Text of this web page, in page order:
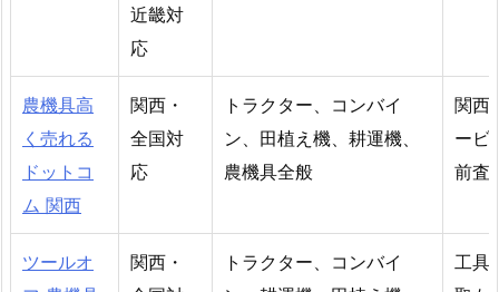
近畿対
応
農機具高
く売れる
ドットコ
ム 関西
関西・
全国対
応
トラクター、コンバイ
ン、田植え機、耕運機、
農機具全般
関西
ービ
前査
ツールオ
関西・
トラクター、コンバイ
工具